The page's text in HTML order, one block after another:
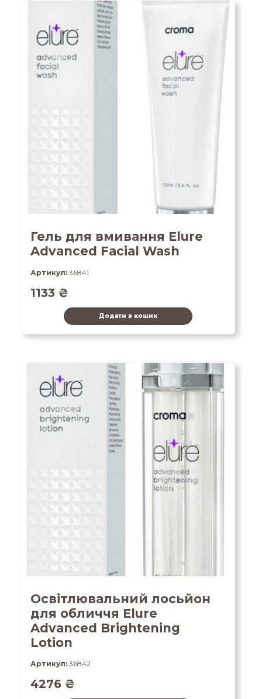
Гель для вмивання Elure
Advanced Facial Wash
Артикул: 36841
1133 ₴
Додати в кошик
Освітлювальний лосьйон
для обличчя Elure
Advanced Brightening
Lotion
Артикул: 36842
4276 ₴